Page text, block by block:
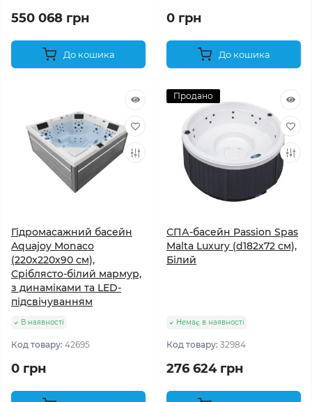
550 068 грн
До кошика
0 грн
До кошика
Гідромасажний басейн
Aquajoy Monaco
(220х220х90 см),
Сріблясто-білий мармур,
з динаміками та LED-
підсвічуванням
В наявності
Код товару: 42695
0 грн
Продано
СПА-басейн Passion Spas
Malta Luxury (d182x72 см),
Білий
Немає в наявності
Код товару: 32984
276 624 грн